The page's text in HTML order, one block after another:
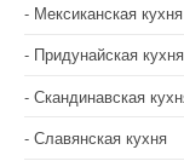
Мексиканская кухня
Придунайская кухня
Скандинавская
Славянская кухня